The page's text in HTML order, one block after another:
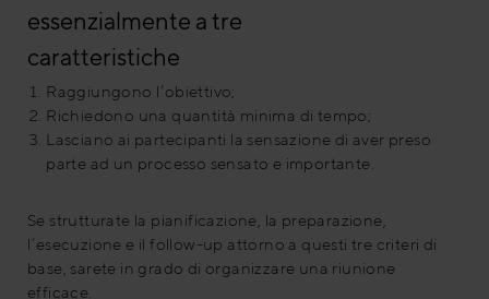
essenzialmente a tre
caratteristiche
Raggiungono l’obiettivo;
Richiedono una quantità minima di tempo;
Lasciano ai partecipanti la sensazione di aver preso
parte ad un processo sensato e importante.
Se strutturate la pianificazione, la preparazione,
l’esecuzione e il follow-up attorno a questi tre criteri di
base, sarete in grado di organizzare una riunione
efficace.